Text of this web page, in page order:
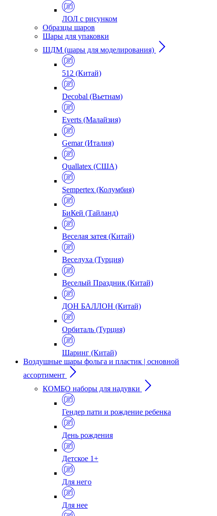
ЛОЛ с рисунком
Образцы шаров
Шары для упаковки
ШДМ (шары для моделирования)
512 (Китай)
Decobal (Вьетнам)
Everts (Малайзия)
Gemar (Италия)
Quallatex (США)
Sempertex (Колумбия)
БиКей (Тайланд)
Веселая затея (Китай)
Веселуха (Турция)
Веселый Праздник (Китай)
ДОН БАЛЛОН (Китай)
Орбиталь (Турция)
Шаринг (Китай)
Воздушные шары фольга и пластик | основной
ассортимент
КОМБО наборы для надувки
Гендер пати и рождение ребенка
День рождения
Детское 1+
Для него
Для нее